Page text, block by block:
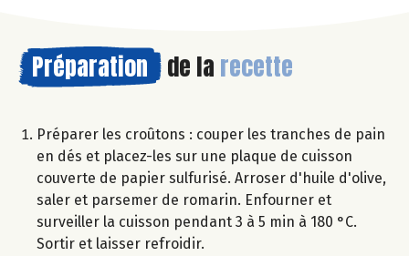
Préparation de la recette
Préparer les croûtons : couper les tranches de pain
en dés et placez-les sur une plaque de cuisson
couverte de papier sulfurisé. Arroser d'huile d'olive,
saler et parsemer de romarin. Enfourner et
surveiller la cuisson pendant 3 à 5 min à 180 °C.
Sortir et laisser refroidir.